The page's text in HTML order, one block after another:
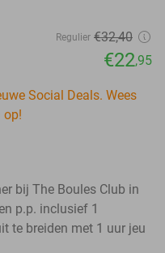
Regulier €32,40
€22,95
Social Deals. Wees
op!
bij The Boules Club in
p.p. inclusief 1
te breiden met 1 uur jeu